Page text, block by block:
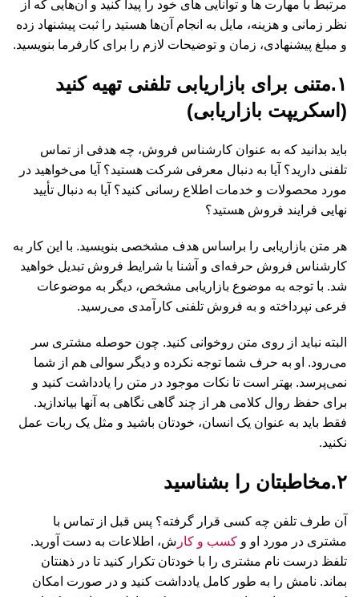
مرتبط با مهارت ها و توانایی های خود را پیدا کنید و آن‌هایی که از
نظر زمانی و هزینه، مایل به انجام آن‌ها هستید را ثبت پیشنهاد زده
و مبلغ پیشنهادی، زمان و توضیحات لازم را برای کارفرما بنویسید.
۱.متنی برای بازاریابی تلفنی تهیه کنید
(اسکریپت بازاریابی)
باید بدانید که به عنوان کارشناس فروش، چه هدفی از تماس
تلفنی دارید؟ آیا به دنبال معرفی شرکت هستید؟ آیا می‌خواهید در
مورد محصولات و خدمات اطلاع رسانی کنید؟ آیا به دنبال تأیید
نهایی فرایند فروش هستید؟
هر متن بازاریابی را براساس هدف مشخصی بنویسید. با این کار به
کارشناس فروش حرفه‌ای و آشنا با شرایط فروش تبدیل خواهید
شد. با توجه به موضوع بازاریابی مشخص، دیگر به موضوعات
فرعی نپرداخته و به فروش تلفنی کارآمدی می‌رسید.
البته نباید از روی متن روخوانی کنید. چون حوصله مشتری سر
می‌رود. او به حرف شما توجه نکرده و دیگر سوالی هم از شما
نمی‌پرسد. بهتر است تا نکات موجود در متن را یادداشت کنید و
برای حفظ روال کلامی‌ هر از چند گاهی نگاهی به آنها بیاندازید.
فقط باید به عنوان یک انسان، خودتان باشید و مثل یک ربات عمل
نکنید.
۲.مخاطبتان را بشناسید
آن طرف تلفن چه کسی قرار گرفته؟ پس قبل از تماس با
مشتری در مورد او و کسب و کار ش، اطلاعات به دست آورید.
تلفظ درست نام مشتری را با خودتان تکرار کنید تا در ذهنتان
بماند. نامش را به طور کامل یادداشت کنید و در صورت امکان